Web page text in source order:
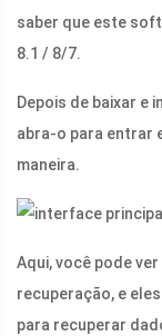
saber que este
8.1 / 8/7.
Depois de baixar e
abra-o para entrar
maneira.
Aqui, você pode
recuperação, e
para recuperar